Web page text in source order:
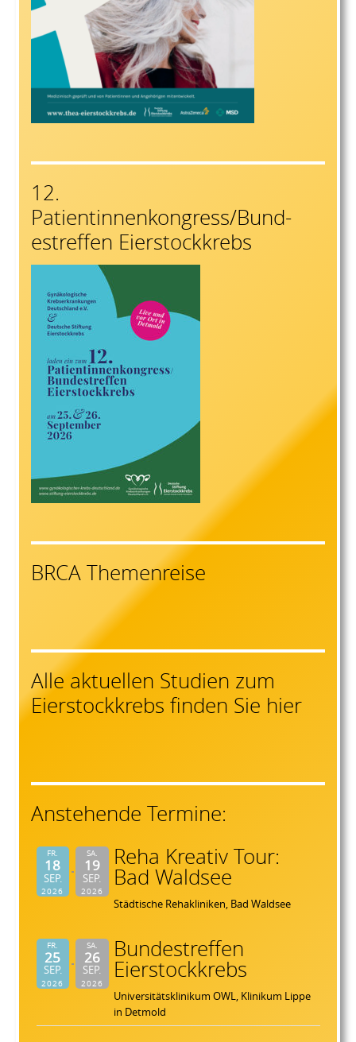
12.
Patientinnenkongress/Bund-
estreffen Eierstockkrebs
BRCA Themenreise
Alle aktuellen Studien zum
Eierstockkrebs finden Sie hier
Anstehende Termine:
FR.
18
SEP.
2026
SA.
19
SEP.
2026
Reha Kreativ Tour:
Bad Waldsee
Städtische Rehakliniken, Bad Waldsee
FR.
25
SEP.
2026
SA.
26
SEP.
2026
Bundestreffen
Eierstockkrebs
Universitätsklinikum OWL, Klinikum Lippe
in Detmold